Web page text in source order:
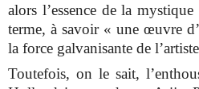
alors l’essence de la
terme, à savoir « une œuvre
la force galvanisante de
Toutefois, on le sait,